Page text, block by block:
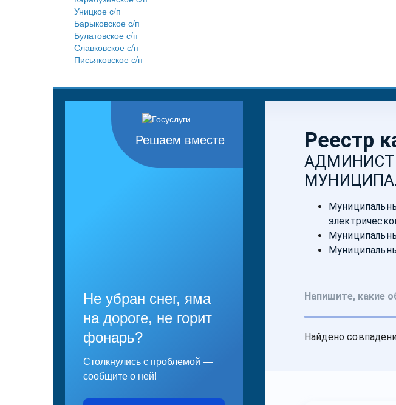
Уницкое с/п
Барыковское с/п
Булатовское с/п
Славковское с/п
Письяковское с/п
Решаем вместе
Не убран снег, яма
на дороге, не горит
фонарь?
Столкнулись с проблемой —
сообщите о ней!